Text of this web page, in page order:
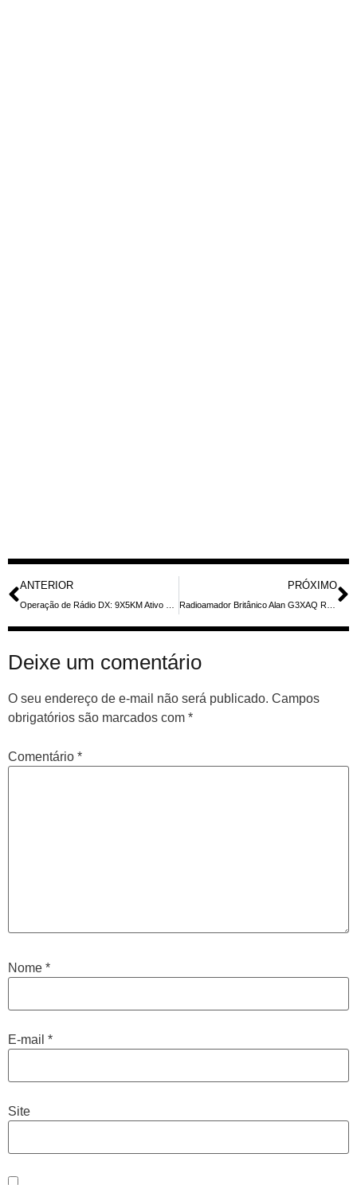
ANTERIOR PRÓXIMO
Radioamador Britânico Alan G3XAQ Retorna à Uganda como 5X1XA para Comunicações Globais
Deixe um comentário
O seu endereço de e-mail não será publicado. Campos
obrigatórios são marcados com *
Comentário *
Nome *
E-mail *
Site